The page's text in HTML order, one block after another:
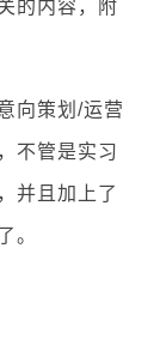
的内容，附
向策划/运营
不管是实习
并且加上了
。